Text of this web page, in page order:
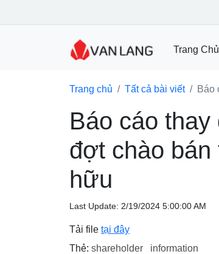
Trang Chủ
Trang chủ Tất cả bài viết Báo
Báo cáo
đợt chào bán
hữu
Last Update: 2/19/2024 5:00:00 AM
Tải file tại đây
Thẻ: shareholder information